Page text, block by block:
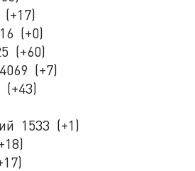
(+0)
(+60)
(+7)
1533 (+1)